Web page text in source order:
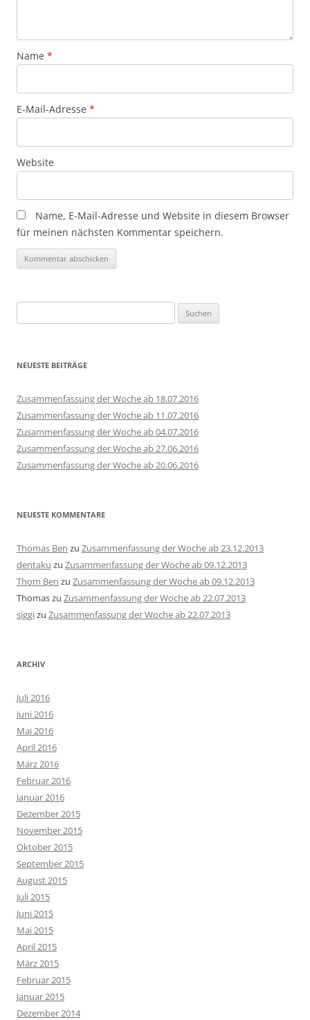
Name *
E-Mail-Adresse *
Website
Name, E-Mail-Adresse und Website in diesem Browser
für meinen nächsten Kommentar speichern.
nach:
NEUESTE BEITRÄGE
Zusammenfassung der Woche ab 18.07.2016
Zusammenfassung der Woche ab 11.07.2016
Zusammenfassung der Woche ab 04.07.2016
Zusammenfassung der Woche ab 27.06.2016
Zusammenfassung der Woche ab 20.06.2016
NEUESTE KOMMENTARE
Thomas Ben zu Zusammenfassung der Woche ab 23.12.2013
dentaku zu Zusammenfassung der Woche ab 09.12.2013
Thom Ben zu Zusammenfassung der Woche ab 09.12.2013
Thomaszu Zusammenfassung der Woche ab 22.07.2013
siggizu Zusammenfassung der Woche ab 22.07.2013
ARCHIV
Juli 2016
Juni 2016
Mai 2016
April 2016
März 2016
Februar 2016
Januar 2016
Dezember 2015
November 2015
Oktober 2015
September 2015
August 2015
Juli 2015
Juni 2015
Mai 2015
April 2015
März 2015
Februar 2015
Januar 2015
Dezember 2014